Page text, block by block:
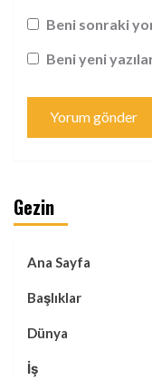
Beni sonraki
Beni yeni
Gezin
Ana Sayfa
Başlıklar
Dünya
İş